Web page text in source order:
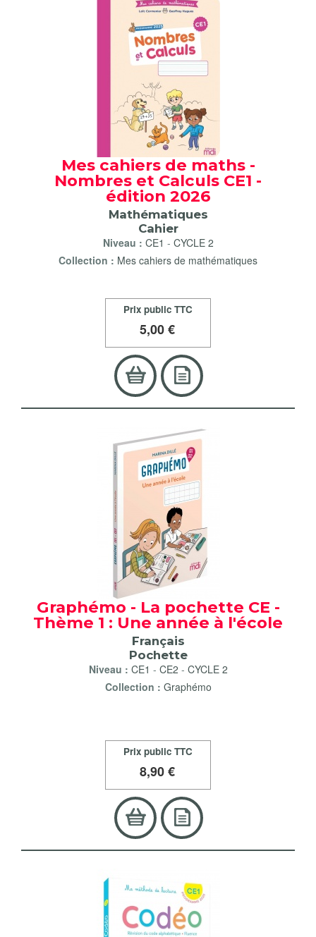
Mes cahiers de maths -
Nombres et Calculs CE1 -
édition 2026
Mathématiques
Cahier
Niveau : CE1 - CYCLE 2
Collection : Mes cahiers de mathématiques
Prix public TTC
5,00 €
Graphémo - La pochette CE -
Thème 1 : Une année à l'école
Français
Pochette
Niveau : CE1 - CE2 - CYCLE 2
Collection : Graphémo
Prix public TTC
8,90 €